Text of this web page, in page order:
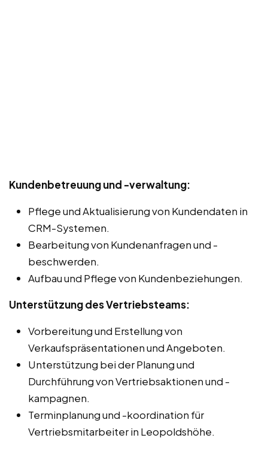
Kundenbetreuung und -verwaltung:
Pflege und Aktualisierung von Kundendaten in
CRM-Systemen.
Bearbeitung von Kundenanfragen und -
beschwerden.
Aufbau und Pflege von Kundenbeziehungen.
Unterstützung des Vertriebsteams:
Vorbereitung und Erstellung von
Verkaufspräsentationen und Angeboten.
Unterstützung bei der Planung und
Durchführung von Vertriebsaktionen und -
kampagnen.
Terminplanung und -koordination für
Vertriebsmitarbeiter in Leopoldshöhe.